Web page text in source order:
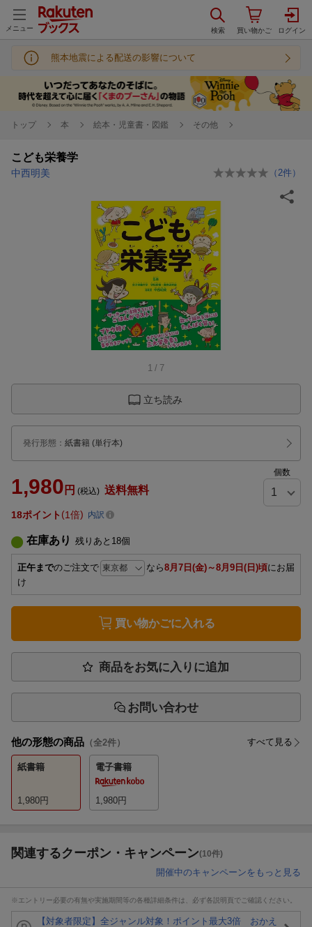
メニュー
熊本地震による配送の影響について
トップ 本 絵本・児童書・図鑑 その他
こども栄養学
中西明美 （ 2件）
1 / 7
立ち読み
発行形態 ： 紙書籍 (単行本)
1,980 円 (税込) 送料無料
個数
18ポイント 1倍 内訳
在庫あり 残りあと 18個
正午までのご注文で なら8月7日(金)～8月9日(日)頃にお届
け
買い物かごに入れる
商品をお気に入りに追加
お問い合わせ
他の形態の商品 （全2件） すべて見る
紙書籍
1,980円
電子書籍
1,980円
関連するクーポン・キャンペーン(10件)
開催中のキャンペーンをもっと見る
※エントリー必要の有無や実施期間等の各種詳細条件は、必ず各説明頁でご確認ください。
【対象者限定】全ジャンル対象！ポイント最大3倍 おかえ